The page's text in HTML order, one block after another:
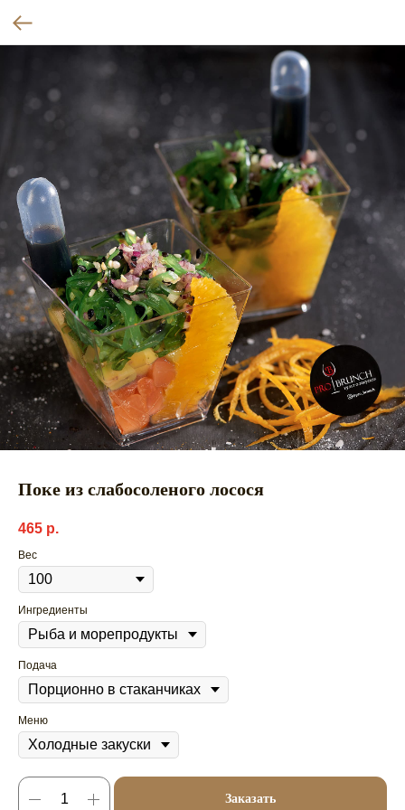
Поке из слабосоленого лосося
465 р.
Вес
Ингредиенты
Подача
Меню
Заказать